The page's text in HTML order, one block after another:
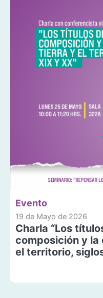
Evento
19 de Mayo de 2026
Charla “Los
composición y la
el territorio,